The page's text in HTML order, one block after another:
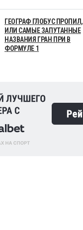
ГЕОГРАФ ГЛОБУС ПРОПИЛ,
ИЛИ САМЫЕ ЗАПУТАННЫЕ
НАЗВАНИЯ ГРАН ПРИ В
ФОРМУЛЕ 1